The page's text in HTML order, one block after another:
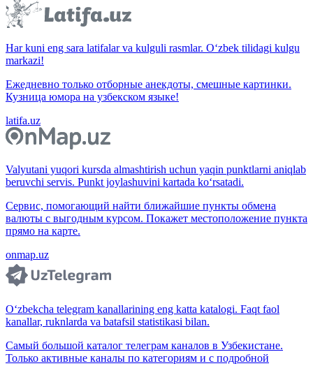
Har kuni eng sara latifalar va kulguli rasmlar. O‘zbek tilidagi kulgu
markazi!
Ежедневно только отборные анекдоты, смешные картинки.
Кузница юмора на узбекском языке!
latifa.uz
Valyutani yuqori kursda almashtirish uchun yaqin punktlarni aniqlab
beruvchi servis. Punkt joylashuvini kartada ko‘rsatadi.
Сервис, помогающий найти ближайшие пункты обмена
валюты с выгодным курсом. Покажет местоположение пункта
прямо на карте.
onmap.uz
O‘zbekcha telegram kanallarining eng katta katalogi. Faqt faol
kanallar, ruknlarda va batafsil statistikasi bilan.
Самый большой каталог телеграм каналов в Узбекистане.
Только активные каналы по категориям и с подробной